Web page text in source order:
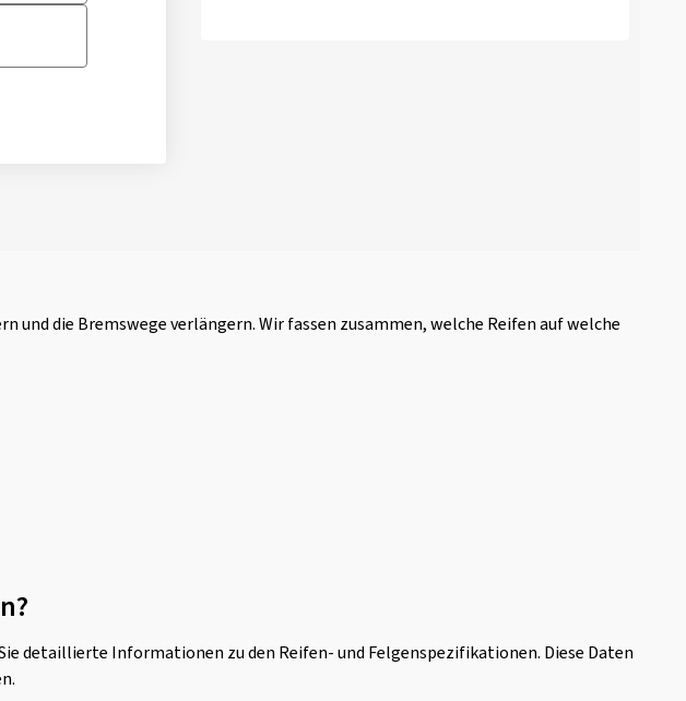
die Bremswege verlängern. Wir fassen zusammen, welche Reifen auf welche
detaillierte Informationen zu den Reifen- und Felgenspezifikationen. Diese Daten